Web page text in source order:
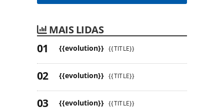
MAIS LIDAS
{{evolution}} {{TITLE}}
{{evolution}} {{TITLE}}
{{evolution}} {{TITLE}}